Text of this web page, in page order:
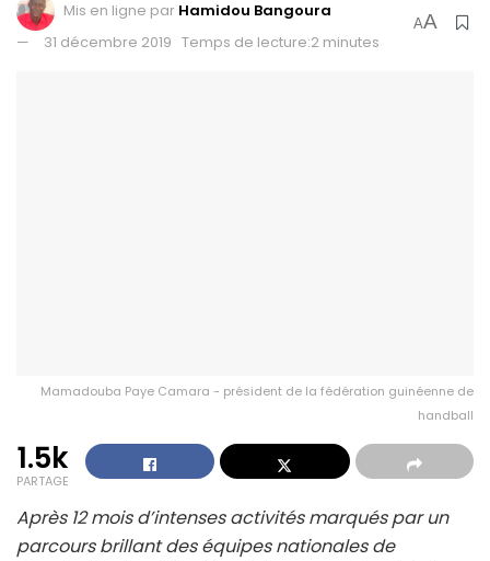
Mis en ligne par Hamidou Bangoura
31 décembre 2019 Temps de lecture:2 minutes
AA
Mamadouba Paye Camara - président de la fédération guinéenne de
handball
1.5k
PARTAGE
Après 12 mois d’intenses activités marqués par un
parcours brillant des équipes nationales de